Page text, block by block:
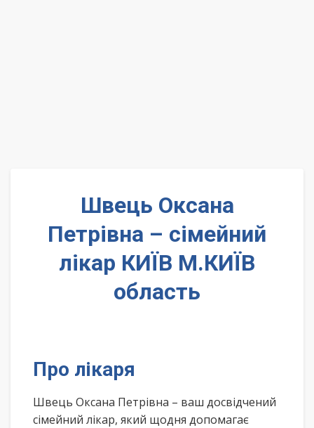
Швець Оксана
Петрівна – сімейний
лікар КИЇВ М.КИЇВ
область
Про лікаря
Швець Оксана Петрівна – ваш досвідчений
сімейний лікар, який щодня допомагає